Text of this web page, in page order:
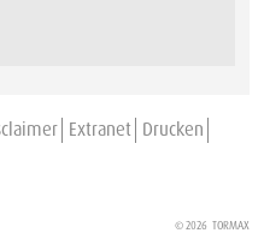
Extranet Drucken
© 2026 TORMAX